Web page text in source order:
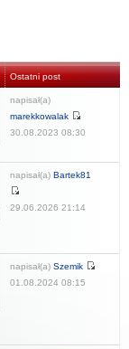
Ostatni post
napisał(a)
marekkowalak
30.08.2023 08:30
napisał(a) Bartek81
29.06.2026 21:14
napisał(a) Szemik
01.08.2024 08:15